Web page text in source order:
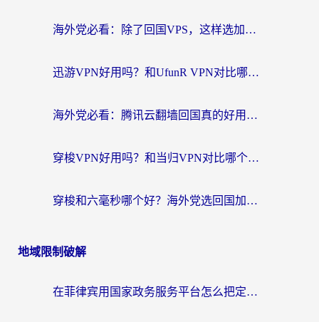
海外党必看：除了回国VPS，这样选加速器也能无缝刷国内资源？
迅游VPN好用吗？和UfunR VPN对比哪个回国效果更好？海外党亲测避坑指南
海外党必看：腾讯云翻墙回国真的好用吗？+ 3步选对回国加速器指南
穿梭VPN好用吗？和当归VPN对比哪个回国效果更好？海外党亲测实用指南
穿梭和六毫秒哪个好？海外党选回国加速器的避坑指南，附番茄加速器实测
地域限制破解
在菲律宾用国家政务服务平台怎么把定位修改到中国国内？3步解决+海外看剧听歌全攻略